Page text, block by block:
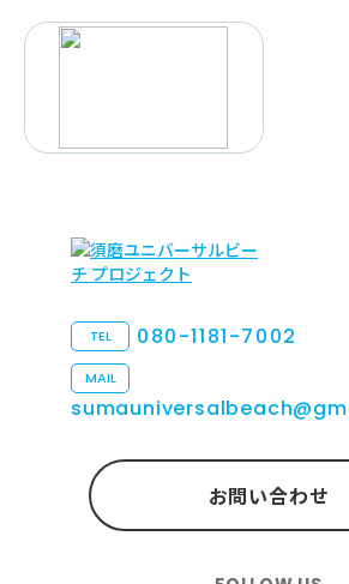
TEL 080-1181-7002
MAIL
お問い合わせ